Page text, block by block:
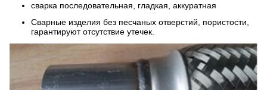
сварка последовательная, гладкая, аккуратная
Сварные изделия без песчаных отверстий, пористости,
гарантируют отсутствие утечек.